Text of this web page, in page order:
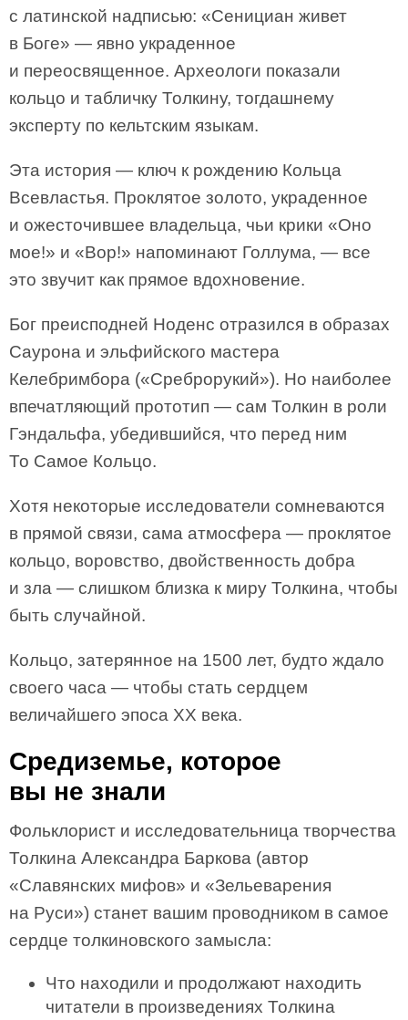
с латинской надписью: «Сенициан живет
в Боге» — явно украденное
и переосвященное. Археологи показали
кольцо и табличку Толкину, тогдашнему
эксперту по кельтским языкам.
Эта история — ключ к рождению Кольца
Всевластья. Проклятое золото, украденное
и ожесточившее владельца, чьи крики «Оно
мое!» и «Вор!» напоминают Голлума, — все
это звучит как прямое вдохновение.
Бог преисподней Ноденс отразился в образах
Саурона и эльфийского мастера
Келебримбора («Среброрукий»). Но наиболее
впечатляющий прототип — сам Толкин в роли
Гэндальфа, убедившийся, что перед ним
То Самое Кольцо.
Хотя некоторые исследователи сомневаются
в прямой связи, сама атмосфера — проклятое
кольцо, воровство, двойственность добра
и зла — слишком близка к миру Толкина, чтобы
быть случайной.
Кольцо, затерянное на 1500 лет, будто ждало
своего часа — чтобы стать сердцем
величайшего эпоса XX века.
Средиземье, которое
вы не знали
Фольклорист и исследовательница творчества
Толкина Александра Баркова (автор
«Славянских мифов» и «Зельеварения
на Руси») станет вашим проводником в самое
сердце толкиновского замысла:
Что находили и продолжают находить
читатели в произведениях Толкина